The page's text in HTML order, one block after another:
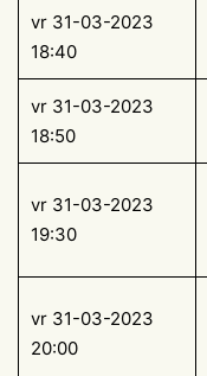
vr 31-03-2023
18:40
vr 31-03-2023
18:50
vr 31-03-2023
19:30
vr 31-03-2023
20:00